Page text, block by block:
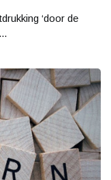
‘door de